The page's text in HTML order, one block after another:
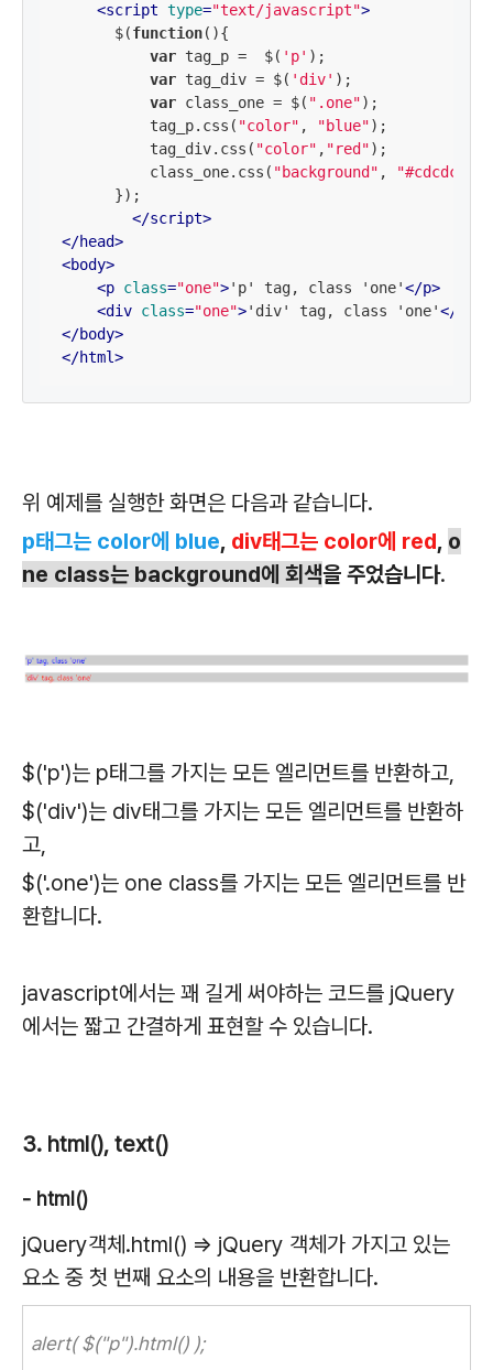
<script type="text/javascript">
      $(
function( ){
var tag_p =  $( 'p' );
var tag_div = $( 'div' );
var class_one = $( ".one");
          tag_p.css(
"color" , "blue");
          tag_div.css(
"color" , "red");
          class_one.css(
"background" , "#cdcdcd"
      });
</script>
</head>
<body>
<p class="one">'p' tag, class 'one'</p>
<div class="one">'div' tag, class 'one'</
</body>
</html>
위 예제를 실행한 화면은 다음과 같습니다.
p태그는 color에 blue, div태그는 color에 red, o
ne class는 background에 회색을 주었습니다.
$('p')는 p태그를 가지는 모든 엘리먼트를 반환하고,
$('div')는 div태그를 가지는 모든 엘리먼트를 반환하
고,
$('.one')는 one class를 가지는 모든 엘리먼트를 반
환합니다.
javascript에서는 꽤 길게 써야하는 코드를 jQuery
에서는 짧고 간결하게 표현할 수 있습니다.
3. html(), text()
- html()
jQuery객체.html() => jQuery 객체가 가지고 있는
요소 중 첫 번째 요소의 내용을 반환합니다.
alert( $("p").html() );